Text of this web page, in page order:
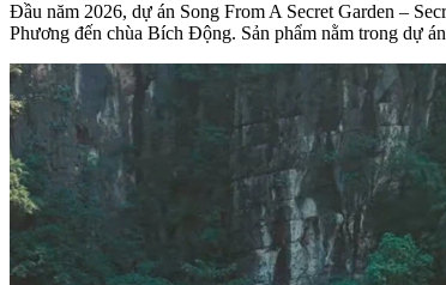
Đầu năm 2026, dự án Song From A Secret Garden –
Phương đến chùa Bích Động. Sản phẩm nằm trong dự